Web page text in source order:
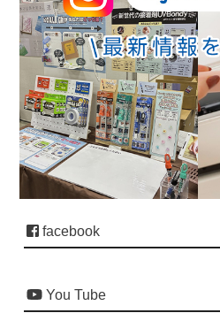
facebook
You Tube